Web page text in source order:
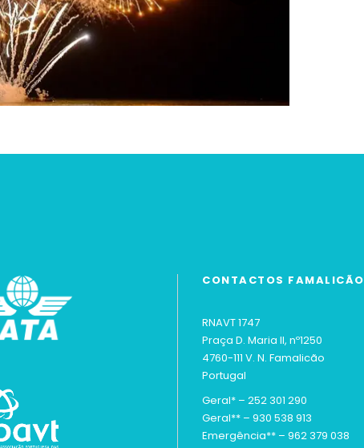
CONTACTOS FAMALICÃO
RNAVT 1747
Praça D. Maria II, nº1250
4760-111 V. N. Famalicão
Portugal
Geral* – 252 301 290
Geral** – 930 538 913
Emergência** – 962 379 038